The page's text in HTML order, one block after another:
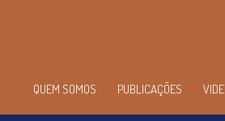
QUEM SOMOS PUBLICAÇÕES